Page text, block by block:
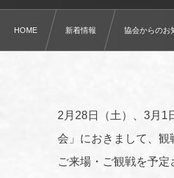
HOME 新着情報 協会からのお
2月28日（土）、3月1
会」におきまして、
ご来場・ご観戦を予